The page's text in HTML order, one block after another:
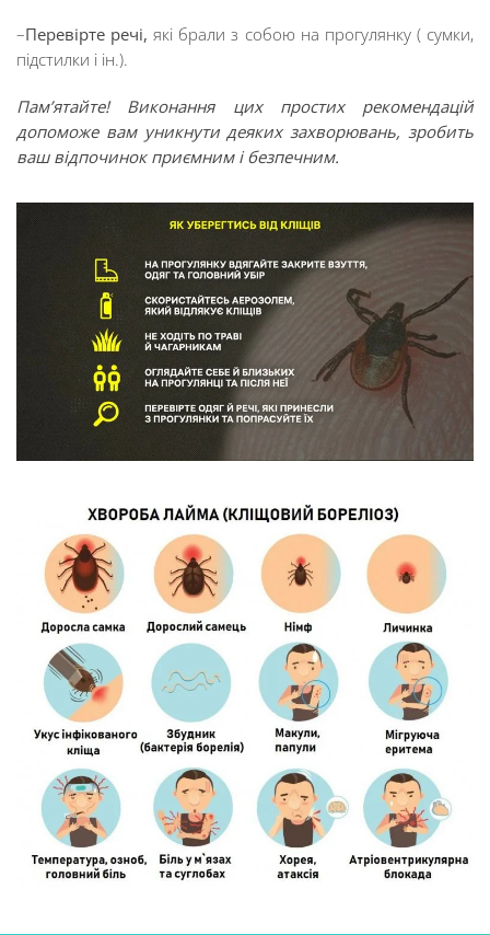
–Перевірте речі, які брали з собою на прогулянку ( сумки,
підстилки і ін.).
Пам’ятайте! Виконання цих простих рекомендацій
допоможе вам уникнути деяких захворювань, зробить
ваш відпочинок приємним і безпечним.